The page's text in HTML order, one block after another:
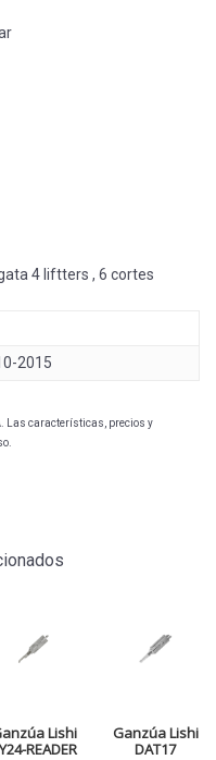
4 liftters , 6 cortes
2015
Las características, precios y
Lishi
READER
Ganzúa Lishi
DAT17